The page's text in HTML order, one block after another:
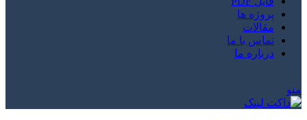
پروژه ها
مقالات
تماس با ما
درباره ما
منو